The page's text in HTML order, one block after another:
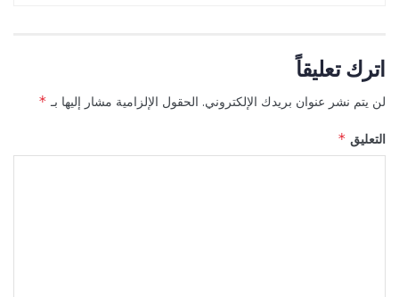
اترك تعليقاً
لن يتم نشر عنوان بريدك الإلكتروني. الحقول الإلزامية مشار إليها بـ *
التعليق *